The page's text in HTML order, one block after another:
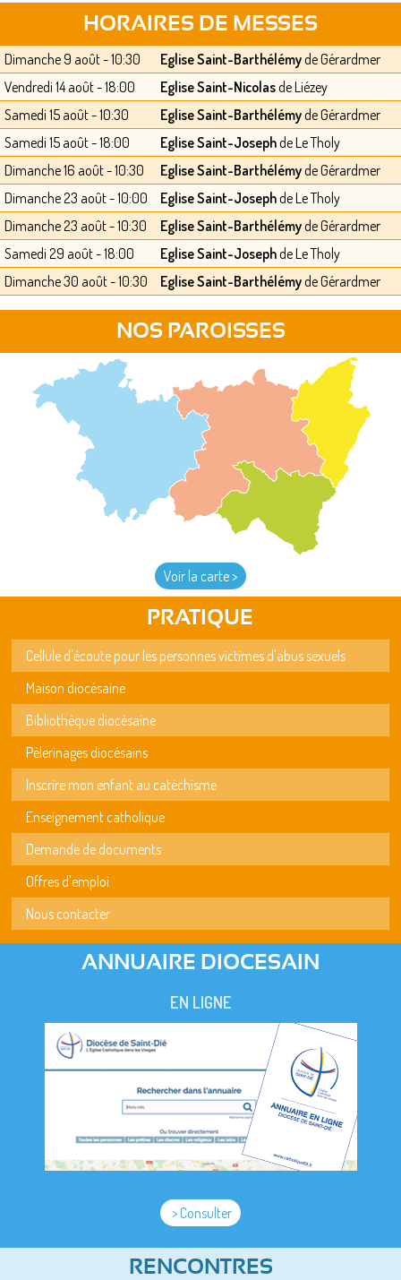
HORAIRES DE MESSES
Dimanche 9 août - 10:30 Eglise Saint-Barthélémyde Gérardmer
Vendredi 14 août - 18:00
Eglise Saint-Nicolasde Liézey
Samedi 15 août - 10:30
Eglise Saint-Barthélémyde Gérardmer
Samedi 15 août - 18:00
Eglise Saint-Josephde Le Tholy
Dimanche 16 août - 10:30
Eglise Saint-Barthélémyde Gérardmer
Dimanche 23 août - 10:00
Eglise Saint-Josephde Le Tholy
Dimanche 23 août - 10:30
Eglise Saint-Barthélémyde Gérardmer
Samedi 29 août - 18:00
Eglise Saint-Josephde Le Tholy
Dimanche 30 août - 10:30
Eglise Saint-Barthélémyde Gérardmer
NOS PAROISSES
Voir la carte >
PRATIQUE
Cellule d'écoute pour les personnes victimes d'abus sexuels
Maison diocésaine
Bibliothèque diocésaine
Pèlerinages diocésains
Inscrire mon enfant au catéchisme
Enseignement catholique
Demande de documents
Offres d'emploi
Nous contacter
ANNUAIRE DIOCESAIN
EN LIGNE
> Consulter
RENCONTRES